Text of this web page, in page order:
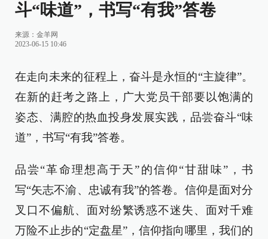
斗“味道”，书写“有我”答卷
来源： 金羊网
2023-06-15 10:46
在走向未来的征程上，奋斗是永恒的“主旋律”。
在新的赶考之路上，广大党员干部要以饱满的
姿态、满腔的热血投身发展实践，品尝奋斗“味
道”，书写“有我”答卷。
品尝“革命理想高于天”的信仰“甘甜味”，书
写“矢志不渝、忠诚有我”的答卷。信仰是面对分
叉口不偏航、面对纷繁诱惑不迷失、面对千难
万险不止步的“定盘星”，信仰指向哪里，我们的